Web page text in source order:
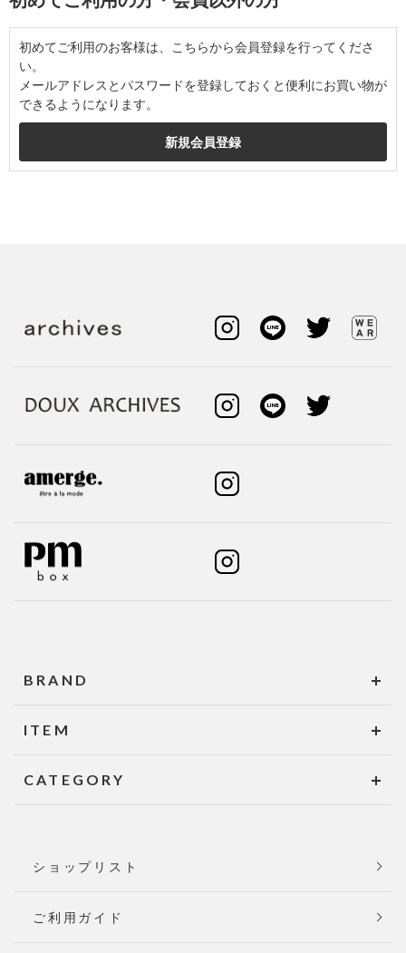
初めてご利用のお客様は、こちらから会員登録を行ってくださ
い。
メールアドレスとパスワードを登録しておくと便利にお買い物が
できるようになります。
BRAND
ITEM
CATEGORY
ショップリスト
ご利用ガイド